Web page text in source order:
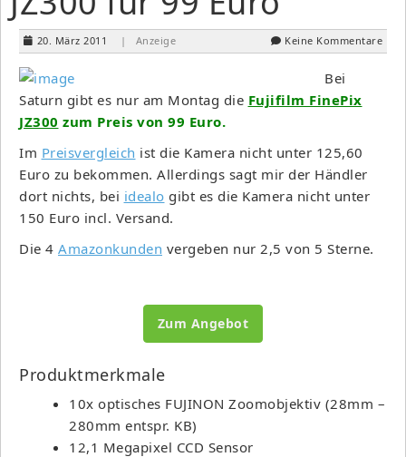
20. März 2011 | Anzeige Keine Kommentare
Bei
Saturn gibt es nur am Montag die Fujifilm FinePix
JZ300 zum Preis von 99 Euro.
Im Preisvergleich ist die Kamera nicht unter 125,60
Euro zu bekommen. Allerdings sagt mir der Händler
dort nichts, bei idealo gibt es die Kamera nicht unter
150 Euro incl. Versand.
Die 4 Amazonkunden vergeben nur 2,5 von 5 Sterne.
Zum Angebot
Produktmerkmale
10x optisches FUJINON Zoomobjektiv (28mm –
280mm entspr. KB)
12,1 Megapixel CCD Sensor